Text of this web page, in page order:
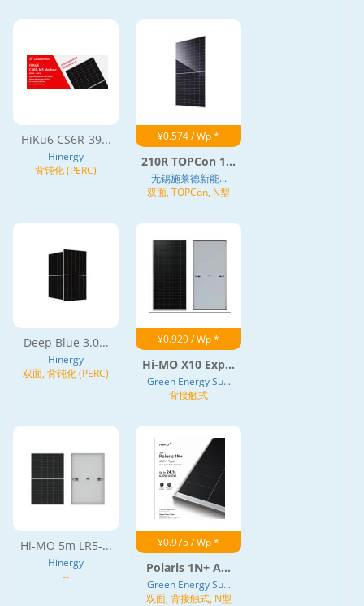
HiKu6 CS6R-39...
Hinergy
背钝化 (PERC)
¥0.574 / Wp *
210R TOPCon 1...
无锡施莱德新能...
双面, TOPCon, N型
Deep Blue 3.0...
Hinergy
双面, 背钝化 (PERC)
¥0.929 / Wp *
Hi-MO X10 Exp...
Green Energy Su...
背接触式
Hi-MO 5m LR5-...
Hinergy
--
¥0.975 / Wp *
Polaris 1N+ A...
Green Energy Su...
双面, 背接触式, N型